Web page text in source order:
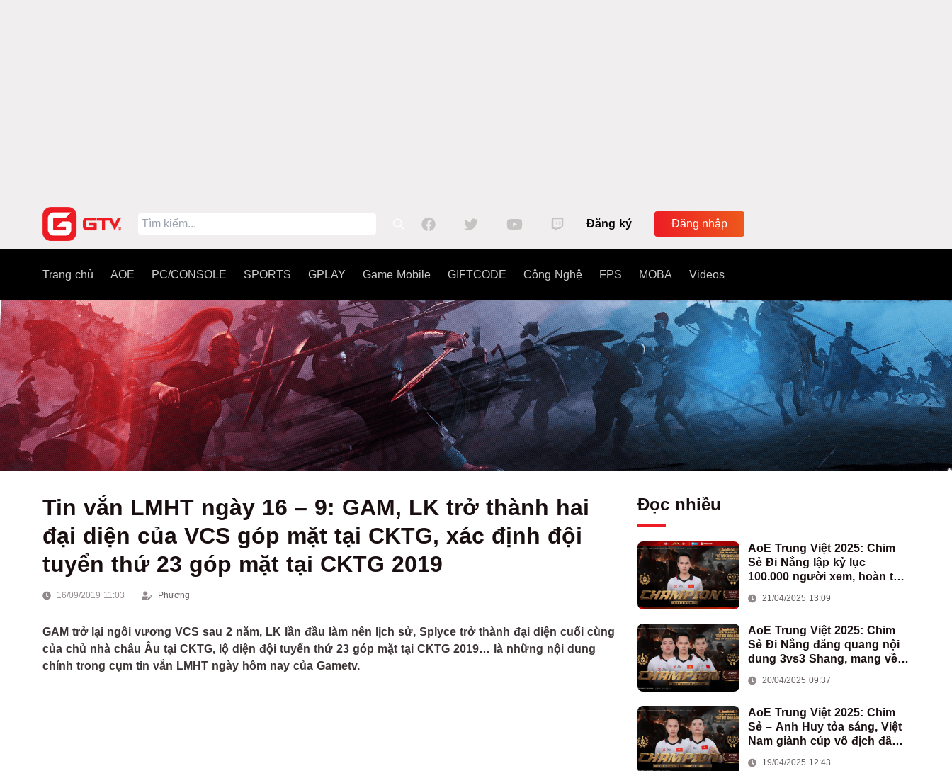
Đăng ký Đăng nhập
Trang chủ AOE PC/CONSOLE SPORTS GPLAY Game Mobile GIFTCODE Công Nghệ FPS MOBA Videos
Tin vắn LMHT ngày 16 – 9: GAM, LK trở thành hai
đại diện của VCS góp mặt tại CKTG, xác định đội
tuyển thứ 23 góp mặt tại CKTG 2019
16/09/2019 11:03 Phương
GAM trở lại ngôi vương VCS sau 2 năm, LK lần đầu làm nên lịch sử, Splyce trở thành đại diện cuối cùng
của chủ nhà châu Âu tại CKTG, lộ diện đội tuyển thứ 23 góp mặt tại CKTG 2019… là những nội dung
chính trong cụm tin vắn LMHT ngày hôm nay của Gametv.
Đọc nhiều
AoE Trung Việt 2025: Chim
Sẻ Đi Nắng lập kỷ lục
100.000 người xem, hoàn tất
Việt Nam
21/04/2025 13:09
AoE Trung Việt 2025: Chim
Sẻ Đi Nắng đăng quang nội
dung 3vs3 Shang, mang về
đoàn AoE Việt Nam
20/04/2025 09:37
AoE Trung Việt 2025: Chim
Sẻ – Anh Huy tỏa sáng, Việt
Nam giành cúp vô địch đầu
19/04/2025 12:43